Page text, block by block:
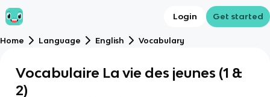
Login Get started
Home Language English Vocabulary
Vocabulaire La vie des jeunes (1 &
2)